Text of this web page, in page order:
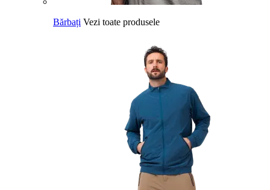
Bărbați Vezi toate produsele